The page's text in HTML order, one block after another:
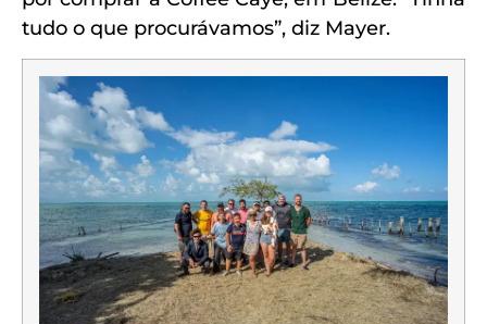
tudo o que procurávamos”, diz Mayer.